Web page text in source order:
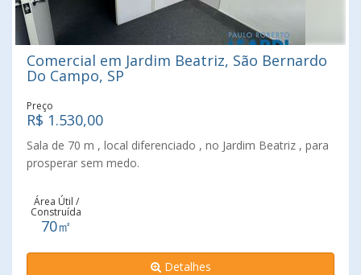
Comercial em Jardim Beatriz, São Bernardo
Do Campo, SP
Preço
R$ 1.530,00
Sala de 70 m , local diferenciado , no Jardim Beatriz , para
prosperar sem medo.
Área Útil /
Construída
70㎡
Detalhes